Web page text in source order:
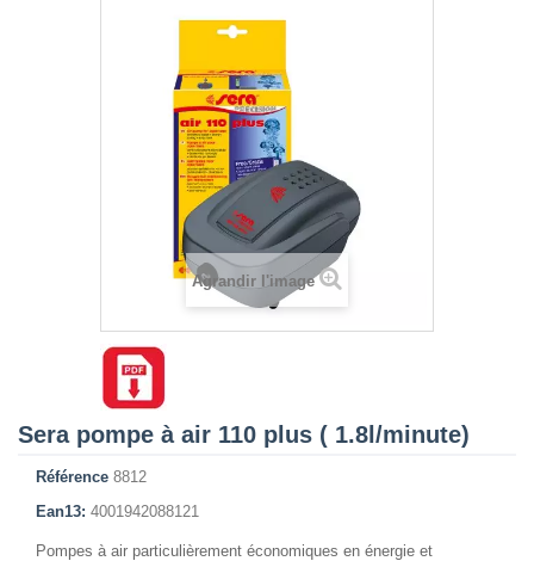
Agrandir l'image
Sera pompe à air 110 plus ( 1.8l/minute)
Référence 8812
Ean13: 4001942088121
Pompes à air particulièrement économiques en énergie et